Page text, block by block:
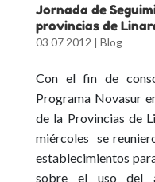
Jornada de
provincias de
03 07 2012 | Blog
Con el fin de
Programa Novasur
de la Provincias de
miércoles se
establecimientos
sobre el uso del